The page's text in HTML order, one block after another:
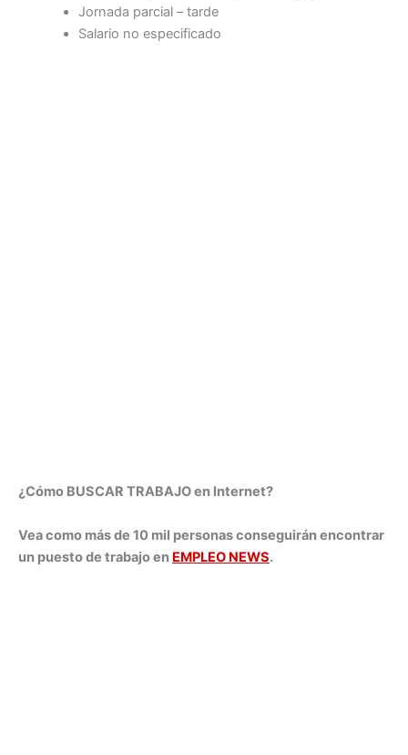
Jornada parcial – tarde
Salario no especificado
¿Cómo BUSCAR TRABAJO en Internet?
Vea como más de 10 mil personas conseguirán encontrar
un puesto de trabajo en EMPLEO NEWS.